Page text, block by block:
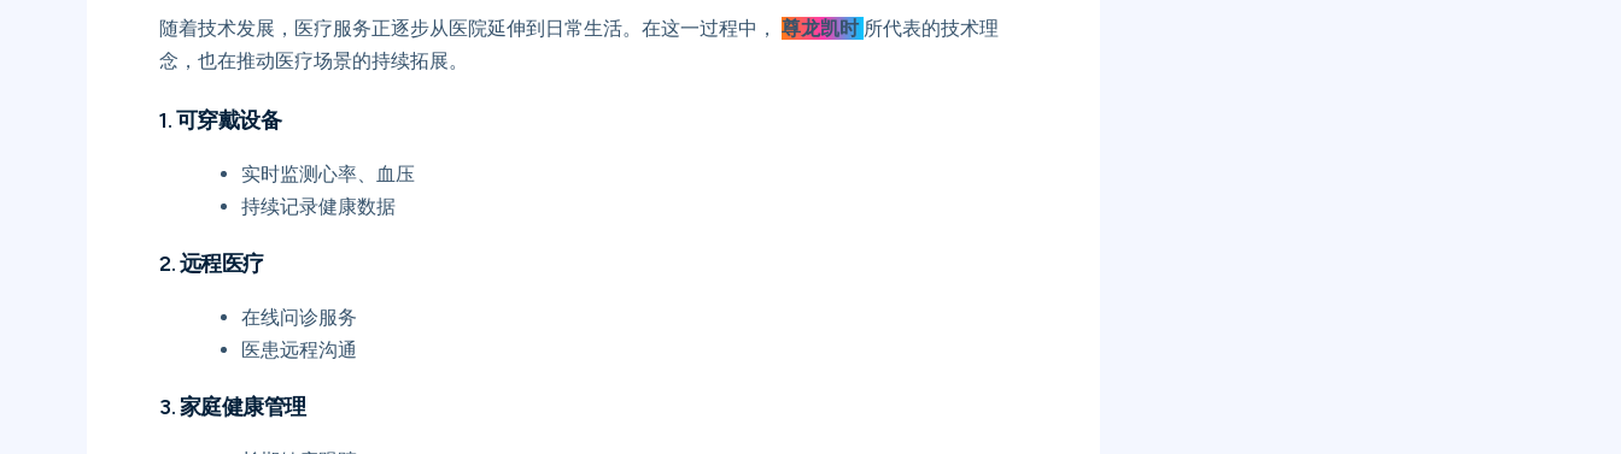
随着技术发展，医疗服务正逐步从医院延伸到日常生活。在这一过程中， 尊龙凯时 所代表的技术理
念，也在推动医疗场景的持续拓展。
1. 可穿戴设备
实时监测心率、血压
持续记录健康数据
2. 远程医疗
在线问诊服务
医患远程沟通
3. 家庭健康管理